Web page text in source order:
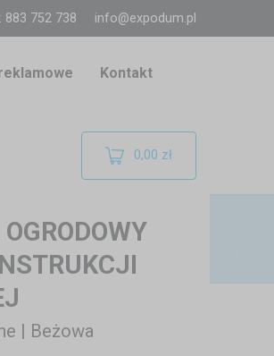
883 752 738 info@expodum.pl
Kontakt
0,00 zł
| Beżowa